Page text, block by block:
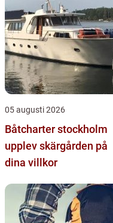
05 augusti 2026
Båtcharter stockholm
upplev skärgården på
dina villkor